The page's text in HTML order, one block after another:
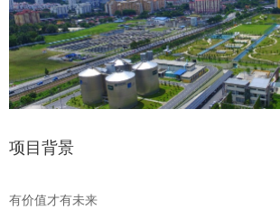
项目背景
有价值才有未来